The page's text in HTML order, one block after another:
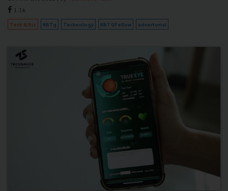
1.1k
Tech & Biz KBTg Technology KBTGFellow advertorial